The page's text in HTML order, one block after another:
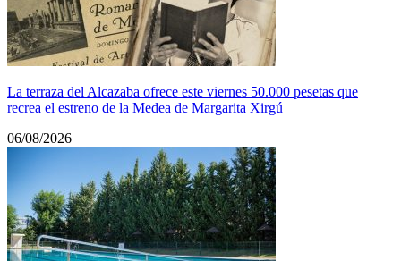
La terraza del Alcazaba ofrece este viernes 50.000 pesetas que
recrea el estreno de la Medea de Margarita Xirgú
06/08/2026